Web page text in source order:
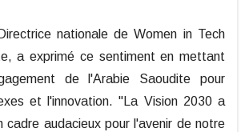
nationale de Women in Tech
a exprimé ce sentiment en mettant
de l'Arabie Saoudite pour
et l'innovation. "La Vision 2030 a
cadre audacieux pour l'avenir de notre